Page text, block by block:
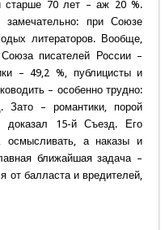
старше 70 лет – аж 20 %.
замечательно: при Союзе
литераторов. Вообще,
писателей России –
– 49,2 %, публицисты и
– особенно трудно:
Зато – романтики, порой
доказал 15-й Съезд. Его
осмысливать, а наказы и
ближайшая задача –
от балласта и вредителей,